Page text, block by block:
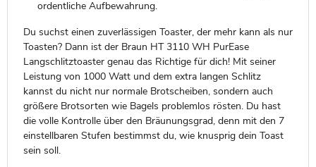
ordentliche Aufbewahrung.
Du suchst einen zuverlässigen Toaster, der mehr kann als nur
Toasten? Dann ist der Braun HT 3110 WH PurEase
Langschlitztoaster genau das Richtige für dich! Mit seiner
Leistung von 1000 Watt und dem extra langen Schlitz
kannst du nicht nur normale Brotscheiben, sondern auch
größere Brotsorten wie Bagels problemlos rösten. Du hast
die volle Kontrolle über den Bräunungsgrad, denn mit den 7
einstellbaren Stufen bestimmst du, wie knusprig dein Toast
sein soll.